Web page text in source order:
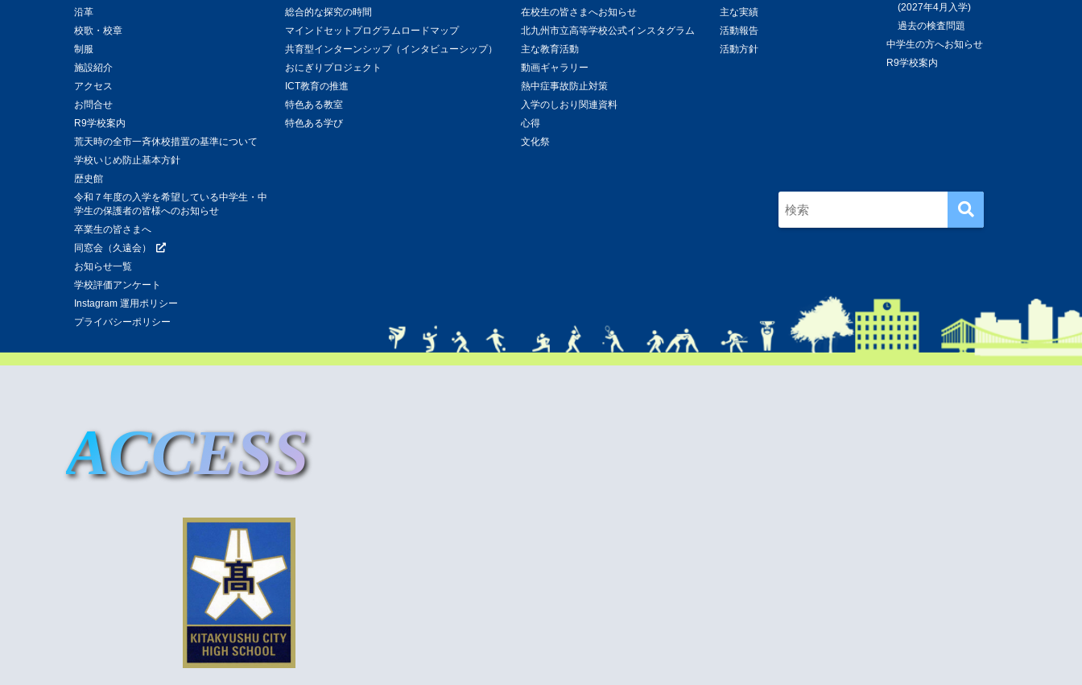
沿革
校歌・校章
制服
施設紹介
アクセス
お問合せ
R9学校案内
荒天時の全市一斉休校措置の基準について
学校いじめ防止基本方針
歴史館
令和７年度の入学を希望している中学生・中
学生の保護者の皆様へのお知らせ
卒業生の皆さまへ
同窓会（久遠会）
お知らせ一覧
学校評価アンケート
Instagram 運用ポリシー
プライバシーポリシー
総合的な探究の時間
マインドセットプログラムロードマップ
共育型インターンシップ（インタビューシップ）
おにぎりプロジェクト
ICT教育の推進
特色ある教室
特色ある学び
在校生の皆さまへお知らせ
北九州市立高等学校公式インスタグラム
主な教育活動
動画ギャラリー
熱中症事故防止対策
入学のしおり関連資料
心得
文化祭
主な実績
活動報告
活動方針
(2027年4月入学)
過去の検査問題
中学生の方へお知らせ
R9学校案内
ACCESS